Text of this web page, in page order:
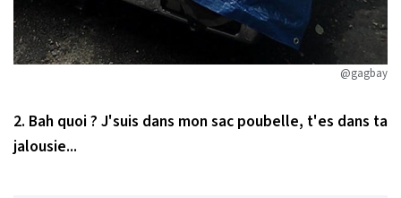
@gagbay
2. Bah quoi ? J'suis dans mon sac poubelle, t'es dans ta
jalousie...